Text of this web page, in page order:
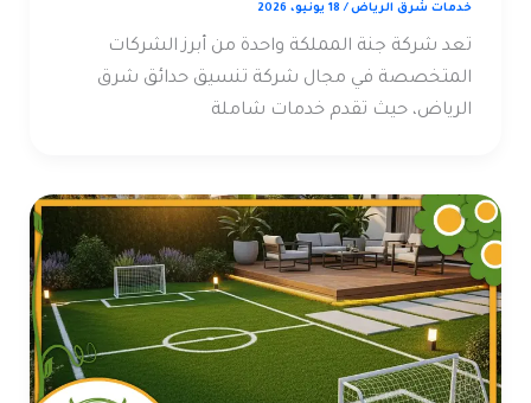
خدمات شرق الرياض/ 18 يونيو، 2026
تعد شركة جنة المملكة واحدة من أبرز الشركات
المتخصصة في مجال شركة تنسيق حدائق شرق
الرياض، حيث تقدم خدمات شاملة